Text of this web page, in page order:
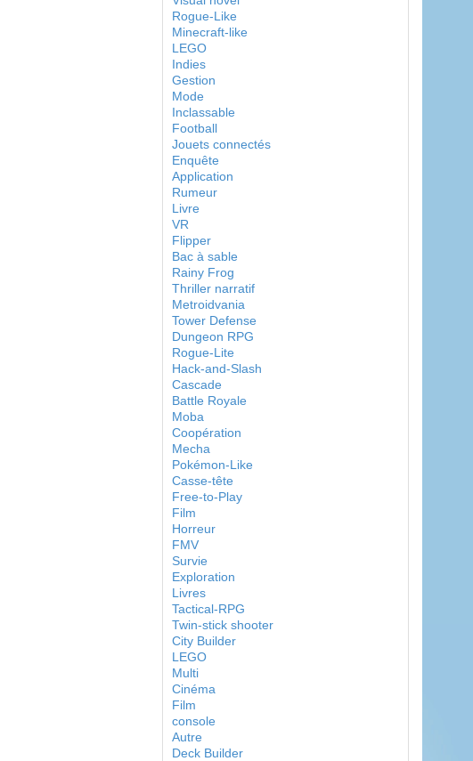
Rogue-Like
Minecraft-like
LEGO
Indies
Gestion
Mode
Inclassable
Football
Jouets connectés
Enquête
Application
Rumeur
Livre
VR
Flipper
Bac à sable
Rainy Frog
Thriller narratif
Metroidvania
Tower Defense
Dungeon RPG
Rogue-Lite
Hack-and-Slash
Cascade
Battle Royale
Moba
Coopération
Mecha
Pokémon-Like
Casse-tête
Free-to-Play
Film
Horreur
FMV
Survie
Exploration
Livres
Tactical-RPG
Twin-stick shooter
City Builder
LEGO
Multi
Cinéma
Film
console
Autre
Deck Builder